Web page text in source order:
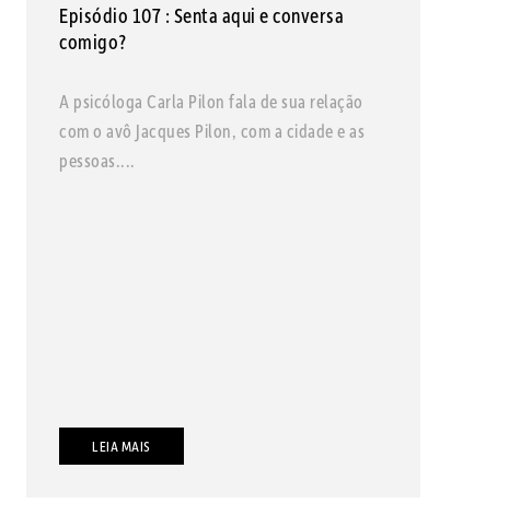
Episódio 107 : Senta aqui e conversa
comigo?
A psicóloga Carla Pilon fala de sua relação
com o avô Jacques Pilon, com a cidade e as
pessoas....
LEIA MAIS